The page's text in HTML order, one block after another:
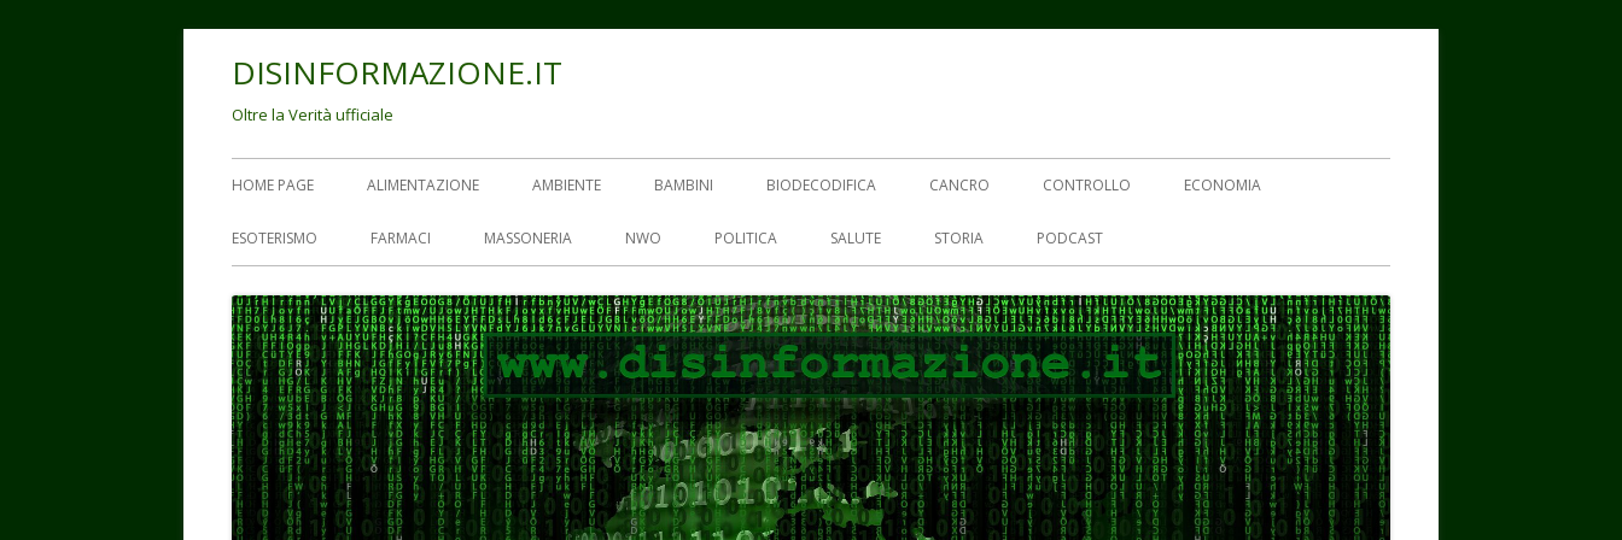
DISINFORMAZIONE.IT
Oltre la Verità ufficiale
Menu
principale
HOME PAGE ALIMENTAZIONE AMBIENTE BAMBINI BIODECODIFICA CANCRO CONTROLLO ECONOMIA
ESOTERISMO FARMACI MASSONERIA NWO POLITICA SALUTE STORIA PODCAST